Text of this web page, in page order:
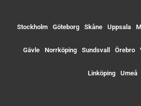
Stockholm Göteborg Skåne Uppsala
Gävle Norrköping Sundsvall Örebro
Linköping Umeå